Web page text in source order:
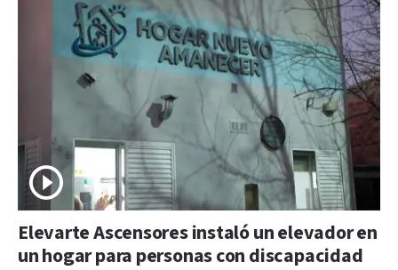
Elevarte Ascensores instaló un elevador en
un hogar para personas con discapacidad